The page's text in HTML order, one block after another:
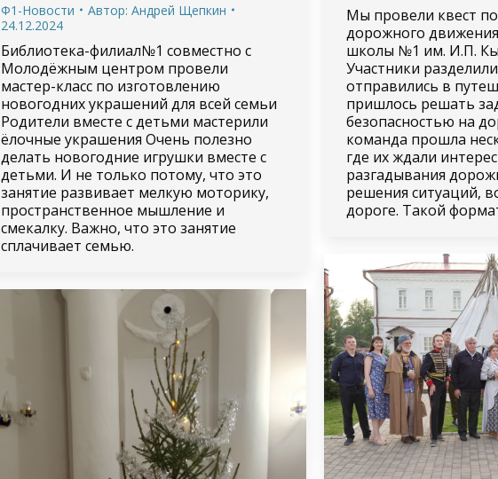
Ф1-Новости Автор: Андрей Щепкин
24.12.2024
Библиотека-филиал№1 совместно с
Молодёжным центром провели
мастер-класс по изготовлению
новогодних украшений для всей семьи
Родители вместе с детьми мастерили
ёлочные украшения Очень полезно
делать новогодние игрушки вместе с
детьми. И не только потому, что это
занятие развивает мелкую моторику,
пространственное мышление и
смекалку. Важно, что это занятие
сплачивает семью.
Мы провели квест
дорожного движения
школы №1 им. И.П.
Участники
отправились в
пришлось решать
безопасностью на
команда прошла
где их ждали
разгадывания
решения ситуаций,
дороге. Такой